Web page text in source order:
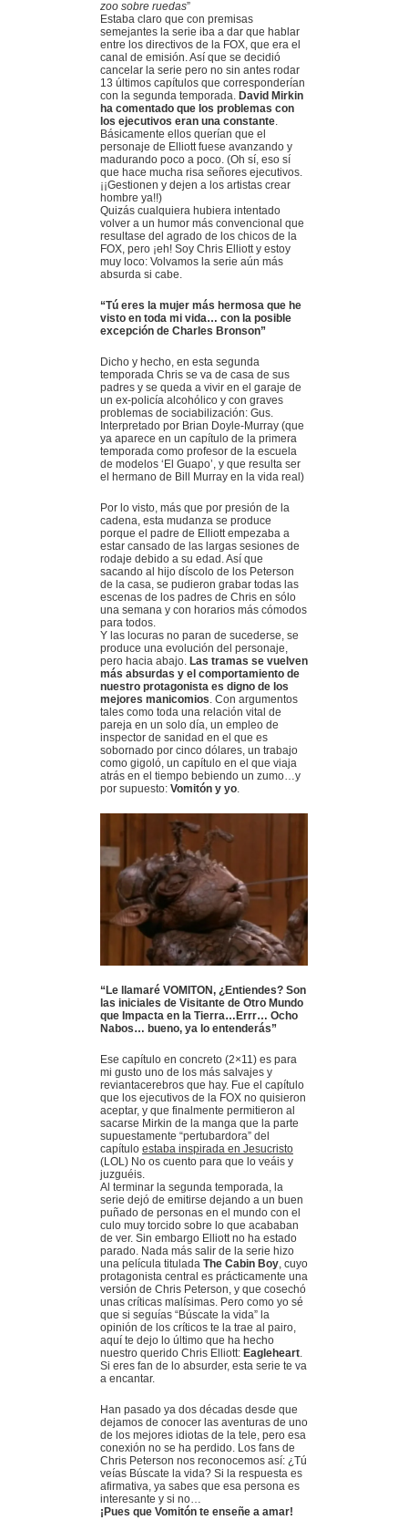
zoo sobre ruedas”
Estaba claro que con premisas
semejantes la serie iba a dar que hablar
entre los directivos de la FOX, que era el
canal de emisión. Así que se decidió
cancelar la serie pero no sin antes rodar
13 últimos capítulos que corresponderían
con la segunda temporada. David Mirkin
ha comentado que los problemas con
los ejecutivos eran una constante.
Básicamente ellos querían que el
personaje de Elliott fuese avanzando y
madurando poco a poco. (Oh sí, eso sí
que hace mucha risa señores ejecutivos.
¡¡Gestionen y dejen a los artistas crear
hombre ya!!)
Quizás cualquiera hubiera intentado
volver a un humor más convencional que
resultase del agrado de los chicos de la
FOX, pero ¡eh! Soy Chris Elliott y estoy
muy loco: Volvamos la serie aún más
absurda si cabe.
“Tú eres la mujer más hermosa que he
visto en toda mi vida… con la posible
excepción de Charles Bronson”
Dicho y hecho, en esta segunda
temporada Chris se va de casa de sus
padres y se queda a vivir en el garaje de
un ex-policía alcohólico y con graves
problemas de sociabilización: Gus.
Interpretado por Brian Doyle-Murray (que
ya aparece en un capítulo de la primera
temporada como profesor de la escuela
de modelos ‘El Guapo’, y que resulta ser
el hermano de Bill Murray en la vida real)
Por lo visto, más que por presión de la
cadena, esta mudanza se produce
porque el padre de Elliott empezaba a
estar cansado de las largas sesiones de
rodaje debido a su edad. Así que
sacando al hijo díscolo de los Peterson
de la casa, se pudieron grabar todas las
escenas de los padres de Chris en sólo
una semana y con horarios más cómodos
para todos.
Y las locuras no paran de sucederse, se
produce una evolución del personaje,
pero hacia abajo. Las tramas se vuelven
más absurdas y el comportamiento de
nuestro protagonista es digno de los
mejores manicomios. Con argumentos
tales como toda una relación vital de
pareja en un solo día, un empleo de
inspector de sanidad en el que es
sobornado por cinco dólares, un trabajo
como gigoló, un capítulo en el que viaja
atrás en el tiempo bebiendo un zumo…y
por supuesto: Vomitón y yo.
“Le llamaré VOMITON, ¿Entiendes? Son
las iniciales de Visitante de Otro Mundo
que Impacta en la Tierra…Errr… Ocho
Nabos… bueno, ya lo entenderás”
Ese capítulo en concreto (2×11) es para
mi gusto uno de los más salvajes y
reviantacerebros que hay. Fue el capítulo
que los ejecutivos de la FOX no quisieron
aceptar, y que finalmente permitieron al
sacarse Mirkin de la manga que la parte
supuestamente “pertubardora” del
capítulo estaba inspirada en Jesucristo
(LOL) No os cuento para que lo veáis y
juzguéis.
Al terminar la segunda temporada, la
serie dejó de emitirse dejando a un buen
puñado de personas en el mundo con el
culo muy torcido sobre lo que acababan
de ver. Sin embargo Elliott no ha estado
parado. Nada más salir de la serie hizo
una película titulada The Cabin Boy, cuyo
protagonista central es prácticamente una
versión de Chris Peterson, y que cosechó
unas críticas malísimas. Pero como yo sé
que si seguías “Búscate la vida” la
opinión de los críticos te la trae al pairo,
aquí te dejo lo último que ha hecho
nuestro querido Chris Elliott: Eagleheart.
Si eres fan de lo absurder, esta serie te va
a encantar.
Han pasado ya dos décadas desde que
dejamos de conocer las aventuras de uno
de los mejores idiotas de la tele, pero esa
conexión no se ha perdido. Los fans de
Chris Peterson nos reconocemos así: ¿Tú
veías Búscate la vida? Si la respuesta es
afirmativa, ya sabes que esa persona es
interesante y si no…
¡Pues que Vomitón te enseñe a amar!